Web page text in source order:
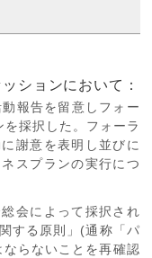
ションにおいて：
報告を留意しフォー
採択した。フォーラ
謝意を表明し並びに
スプランの実行につ
会によって採択され
する原則」(通称「パ
らないことを再確認